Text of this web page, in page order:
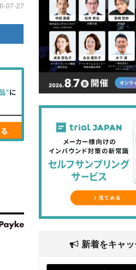
07-27
新着をキャ